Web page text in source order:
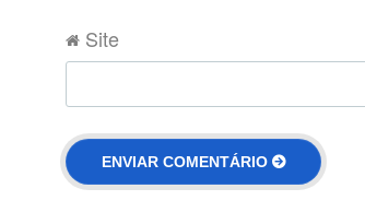
Site